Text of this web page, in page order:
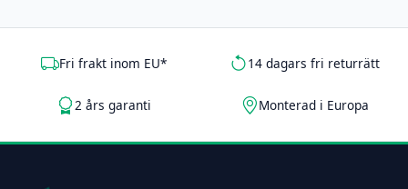
Fri frakt inom EU* 14 dagars fri returrätt
2 års garanti Monterad i Europa